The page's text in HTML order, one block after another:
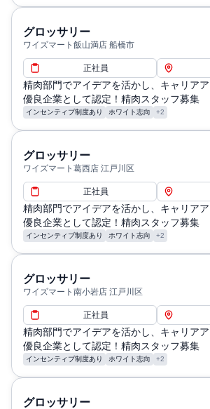
グロッサリー
ワイズマート飯山満店 船橋市
正社員
精肉部門でアイデアを活かし、キャリア
優良企業として認定！精肉スタッフ募集
インセンティブ制度あり ホワイト志向 +2
グロッサリー
ワイズマート葛西店 江戸川区
正社員
精肉部門でアイデアを活かし、キャリア
優良企業として認定！精肉スタッフ募集
インセンティブ制度あり ホワイト志向 +2
グロッサリー
ワイズマート南小岩店 江戸川区
正社員
精肉部門でアイデアを活かし、キャリア
優良企業として認定！精肉スタッフ募集
インセンティブ制度あり ホワイト志向 +2
グロッサリー